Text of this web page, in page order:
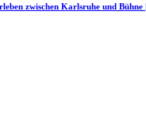
zwischen Karlsruhe und